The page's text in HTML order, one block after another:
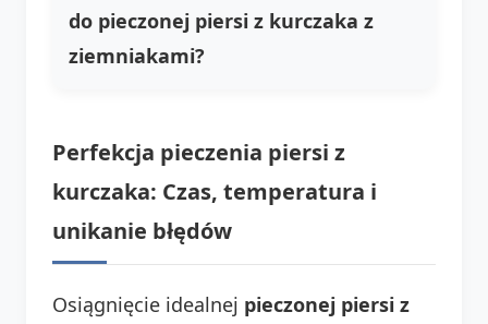
do pieczonej piersi z kurczaka z
ziemniakami?
Perfekcja pieczenia piersi z
kurczaka: Czas, temperatura i
unikanie błędów
Osiągnięcie idealnej pieczonej piersi z